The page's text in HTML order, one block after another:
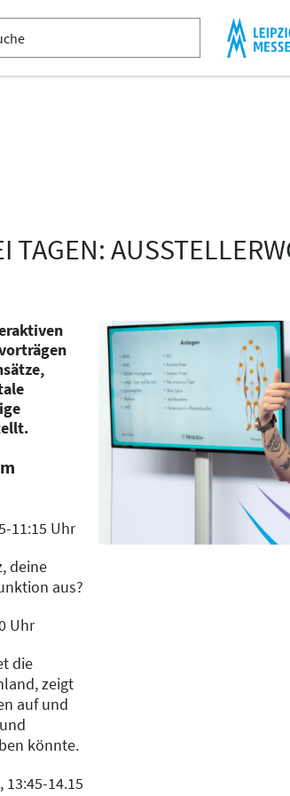
TAGEN:
11:15 Uhr
deine
aus?
Uhr
die
zeigt
auf und
könnte.
13:45-14.15